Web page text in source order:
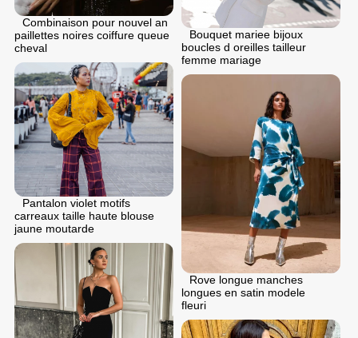
Combinaison pour nouvel an
paillettes noires coiffure queue
cheval
Bouquet mariee bijoux
boucles d oreilles tailleur
femme mariage
Pantalon violet motifs
carreaux taille haute blouse
jaune moutarde
Rove longue manches
longues en satin modele
fleuri